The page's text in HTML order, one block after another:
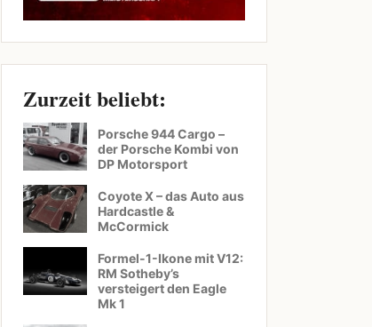
Zurzeit beliebt:
Porsche 944 Cargo –
der Porsche Kombi von
DP Motorsport
Coyote X – das Auto aus
Hardcastle &
McCormick
Formel-1-Ikone mit V12:
RM Sotheby’s
versteigert den Eagle
Mk 1